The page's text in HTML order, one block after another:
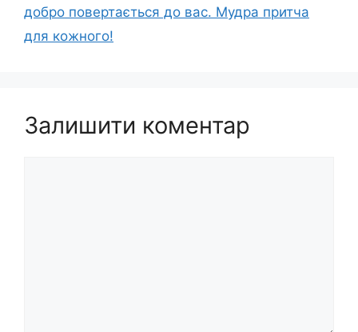
добро повертається до вас. Мудра притча
для кожного!
Залишити коментар